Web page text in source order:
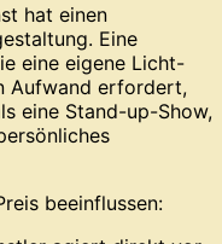
hat einen
Eine
eine eigene Licht-
Aufwand erfordert,
eine Stand-up-Show,
beeinflussen: